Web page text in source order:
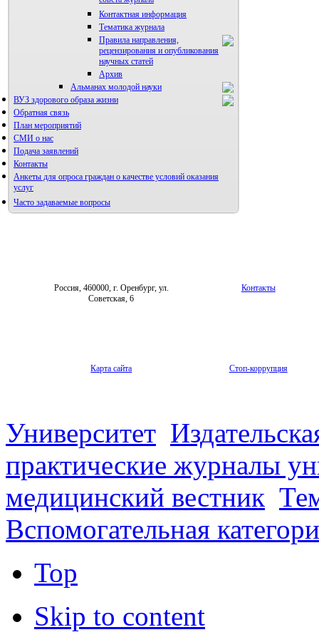
Контактная информация
Тематика журнала
Правила направления,
рецензирования и опубликования
научных статей
Архив
Альманах молодой науки
Редакция журнала
ВУЗ здорового образа жизни
Фотогалерея
Обратная связь
План мероприятий
СМИ о нас
Подача заявлений
Контакты
Анкеты для опроса граждан о качестве условий оказания
услуг
Часто задаваемые вопросы
Россия, 460000, г. Оренбург, ул.
Советская, 6
Контакты
Карта сайта Стоп-коррупция
Университет
практические журналы
медицинский вестник
Вспомогательная
Top
Skip to content